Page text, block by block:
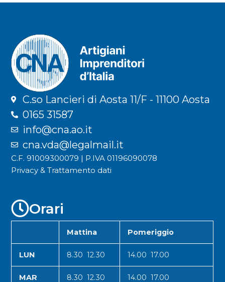
C.so Lancieri di Aosta 11/F - 11100 Aosta
0165 31587
info@cna.ao.it
cna.vda@legalmail.it
C.F. 91009300079 | P.IVA 01196090078
Privacy & Trattamento dati
Orari
Mattina Pomeriggio
LUN 8.30 12.30 14.00 17.00
MAR 8.30 12.30 14.00 17.00